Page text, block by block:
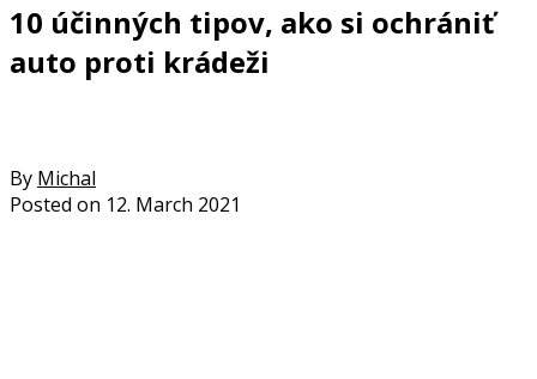
10 účinných tipov, ako si ochrániť
auto proti krádeži
By Michal
Posted on 12. March 2021